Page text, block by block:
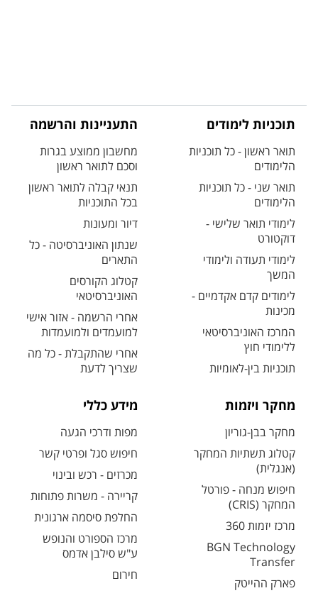
תוכניות לימודים
תואר ראשון - כל תוכניות
הלימודים
תואר שני - כל תוכניות
הלימודים
לימודי תואר שלישי -
דוקטורט
לימודי תעודה ולימודי
המשך
לימודים קדם אקדמיים -
מכינות
המרכז האוניברסיטאי
ללימודי חוץ
תוכניות בין-לאומיות
התעניינות והרשמה
מחשבון ממוצע בגרות
וסכם לתואר ראשון
תנאי קבלה לתואר ראשון
בכל התוכניות
דיור ומעונות
שנתון האוניברסיטה - כל
התארים
קטלוג הקורסים
האוניברסיטאי
אחרי הרשמה - אזור אישי
למועמדים ולמועמדות
אחרי שהתקבלת - כל מה
שצריך לדעת
מחקר ויזמות
מחקר בבן-גוריון
קטלוג תשתיות המחקר
(אנגלית)
חיפוש מנחה - פורטל
המחקר (CRIS)
מרכז יזמות 360
BGN Technology
Transfer
פארק ההייטק
מידע כללי
מפות ודרכי הגעה
חיפוש סגל ופרטי קשר
מכרזים - רכש ובינוי
קריירה - משרות פתוחות
החלפת סיסמה ארגונית
מרכז הספורט והנופש
ע"ש סילבן אדמס
חירום